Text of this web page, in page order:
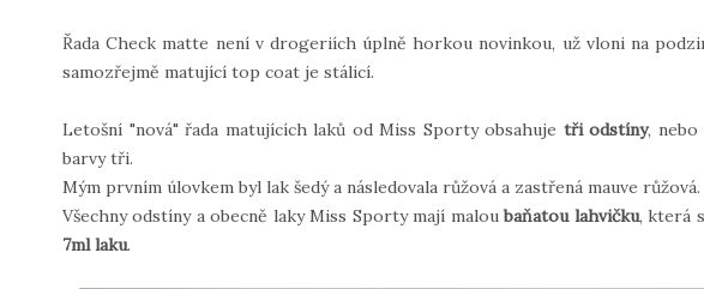
Řada Check matte není v drogeriích úplně horkou novinkou, už vloni na
samozřejmě matující top coat je stálicí.
Letošní "nová" řada matujících laků od Miss Sporty obsahuje tři odstíny,
barvy tři.
Mým prvním úlovkem byl lak šedý a následovala růžová a zastřená mauve růžová.
Všechny odstíny a obecně laky Miss Sporty mají maloubaňatou lahvičku, která
7ml laku.